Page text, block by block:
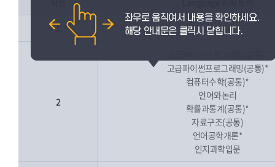
1
2
고급파이썬프로그래밍(공통)*
컴퓨터수학(공통)*
언어와논리
확률과통계(공통)*
자료구조(공통)
언어공학개론*
인지과학입문